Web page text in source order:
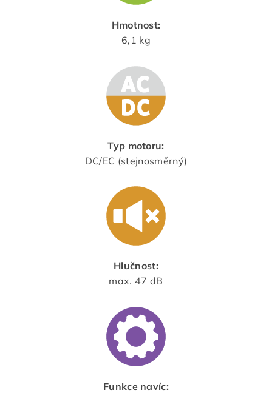
Hmotnost:
6,1 kg
Typ motoru:
DC/EC (stejnosměrný)
Hlučnost:
max. 47 dB
Funkce navíc: